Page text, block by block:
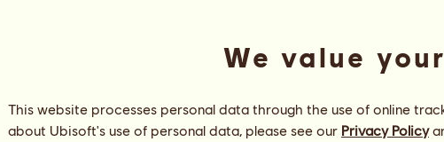
We value
This website processes personal data through the use of online
about Ubisoft's use of personal data, please see our Privacy Policy